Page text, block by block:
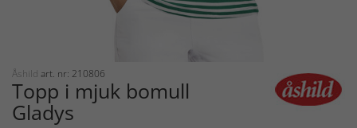
Åshild art. nr: 210806
Topp i mjuk bomull
Gladys